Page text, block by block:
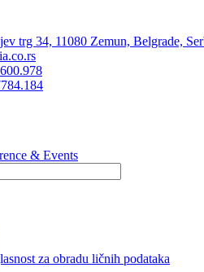
trg 34, 11080 Zemun, Belgrade,
za obradu ličnih podataka